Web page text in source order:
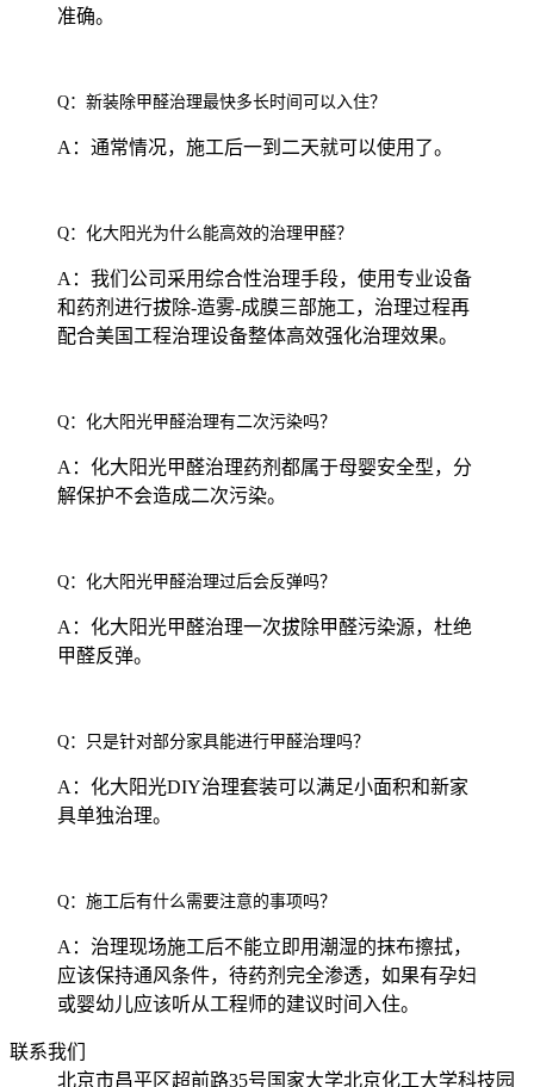
准确。
Q：新装除甲醛治理最快多长时间可以入住？
A：通常情况，施工后一到二天就可以使用了。
Q：化大阳光为什么能高效的治理甲醛？
A：我们公司采用综合性治理手段，使用专业设备
和药剂进行拔除-造雾-成膜三部施工，治理过程再
配合美国工程治理设备整体高效强化治理效果。
Q：化大阳光甲醛治理有二次污染吗？
A：化大阳光甲醛治理药剂都属于母婴安全型，分
解保护不会造成二次污染。
Q：化大阳光甲醛治理过后会反弹吗？
A：化大阳光甲醛治理一次拔除甲醛污染源，杜绝
甲醛反弹。
Q：只是针对部分家具能进行甲醛治理吗？
A：化大阳光DIY治理套装可以满足小面积和新家
具单独治理。
Q：施工后有什么需要注意的事项吗？
A：治理现场施工后不能立即用潮湿的抹布擦拭，
应该保持通风条件，待药剂完全渗透，如果有孕妇
或婴幼儿应该听从工程师的建议时间入住。
联系我们
北京市昌平区超前路35号国家大学北京化工大学科技园